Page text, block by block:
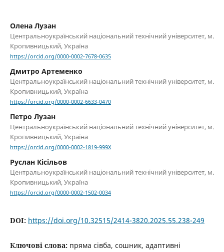
Олена Лузан
Центральноукраїнський національний технічний університет, м.
Кропивницький, Україна
https://orcid.org/0000-0002-7678-0635
Дмитро Артеменко
Центральноукраїнський національний технічний університет, м.
Кропивницький, Україна
https://orcid.org/0000-0002-6633-0470
Петро Лузан
Центральноукраїнський національний технічний університет, м.
Кропивницький, Україна
https://orcid.org/0000-0002-1819-999X
Руслан Кісільов
Центральноукраїнський національний технічний університет, м.
Кропивницький, Україна
https://orcid.org/0000-0002-1502-0034
DOI: https://doi.org/10.32515/2414-3820.2025.55.238-249
Ключові слова: пряма сівба, сошник, адаптивні